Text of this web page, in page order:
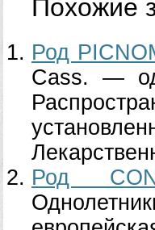
Похожие
Род
Cass. —
Род